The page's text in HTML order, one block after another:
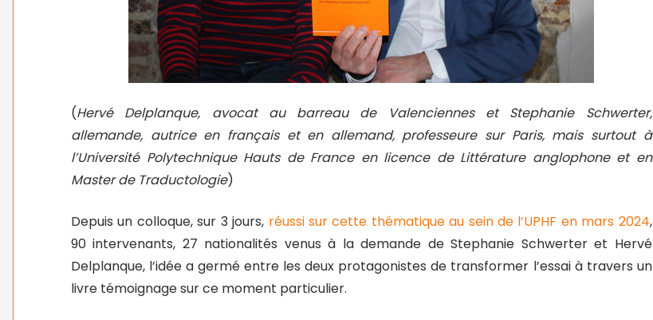
(Hervé Delplanque, avocat au barreau de Valenciennes et Stephanie Schwerter,
allemande, autrice en français et en allemand, professeure sur Paris, mais surtout à
l’Université Polytechnique Hauts de France en licence de Littérature anglophone et en
Master de Traductologie)
Depuis un colloque, sur 3 jours, réussi sur cette thématique au sein de l’UPHF en mars 2024,
90 intervenants, 27 nationalités venus à la demande de Stephanie Schwerter et Hervé
Delplanque, l’idée a germé entre les deux protagonistes de transformer l’essai à travers un
livre témoignage sur ce moment particulier.